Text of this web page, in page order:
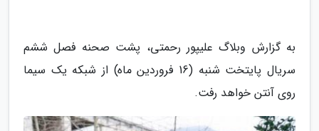
به گزارش وبلاگ علیپور رحمتی، پشت صحنه فصل ششم
سریال پایتخت شنبه (16 فروردین ماه) از شبکه یک سیما
روی آنتن خواهد رفت.